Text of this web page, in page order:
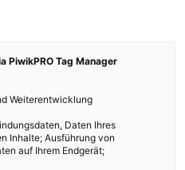
auf einer
sowie die
PiwikPRO Tag Manager
Weiterentwicklung
Daten Ihres
Inhalte; Ausführung von
auf Ihrem Endgerät;